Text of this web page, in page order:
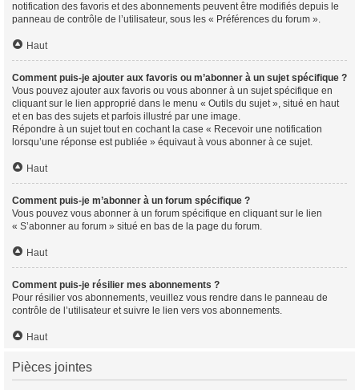
notification des favoris et des abonnements peuvent être modifiés depuis le
panneau de contrôle de l’utilisateur, sous les « Préférences du forum ».
Haut
Comment puis-je ajouter aux favoris ou m’abonner à un sujet spécifique ?
Vous pouvez ajouter aux favoris ou vous abonner à un sujet spécifique en
cliquant sur le lien approprié dans le menu « Outils du sujet », situé en haut
et en bas des sujets et parfois illustré par une image.
Répondre à un sujet tout en cochant la case « Recevoir une notification
lorsqu’une réponse est publiée » équivaut à vous abonner à ce sujet.
Haut
Comment puis-je m’abonner à un forum spécifique ?
Vous pouvez vous abonner à un forum spécifique en cliquant sur le lien
« S’abonner au forum » situé en bas de la page du forum.
Haut
Comment puis-je résilier mes abonnements ?
Pour résilier vos abonnements, veuillez vous rendre dans le panneau de
contrôle de l’utilisateur et suivre le lien vers vos abonnements.
Haut
Pièces jointes